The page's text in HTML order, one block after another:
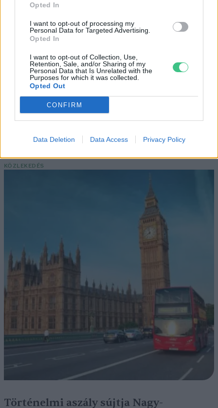
Opted In
I want to opt-out of processing my
Personal Data for Targeted Advertising.
Opted In
I want to opt-out of Collection, Use,
Retention, Sale, and/or Sharing of my
Personal Data that Is Unrelated with the
Purposes for which it was collected.
Opted Out
CONFIRM
Data Deletion Data Access Privacy Policy
hétvégén a közönséget a 160 éves
Fővárosi Állatkert
Szedd magad őszibarack: itt vannak a
legjobb lelőhelyek!
Négy éven belül valósággá válhatnak az
elektromos repülőjáratok Európában
KÖZLEKEDÉS
Történelmi aszály sújtja Nagy-